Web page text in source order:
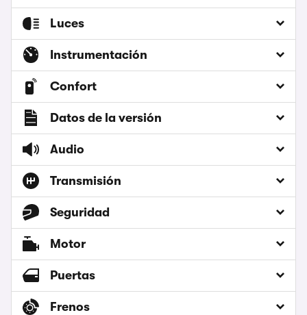
Luces
Instrumentación
Confort
Datos de la versión
Audio
Transmisión
Seguridad
Motor
Puertas
Frenos